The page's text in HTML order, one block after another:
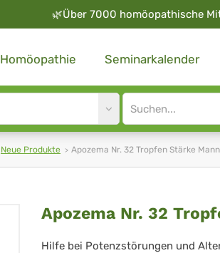
🌿Über 7000 homöopathische
Homöopathie Seminarkalender
Site
search
Neue Produkte Apozema Nr. 32 Tropfen Stärke Mann
Apozema
Nr.
Apozema Nr. 32
Hilfe bei Potenzstörungen und